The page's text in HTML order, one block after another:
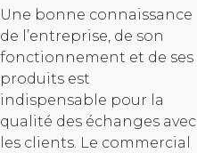
Une bonne connaissance
de l’entreprise, de son
fonctionnement et de ses
produits est
indispensable pour la
qualité des échanges avec
les clients. Le commercial